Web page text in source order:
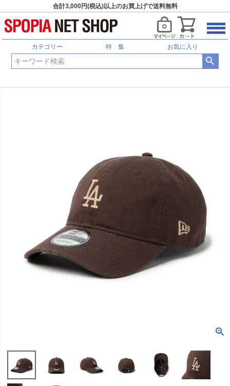
合計3,000円(税込)以上のお買上げで送料無料
カテゴリー 特 集 お気に入り